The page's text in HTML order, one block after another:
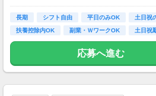
長期 シフト自由 平日のみOK 土日祝
扶養控除内OK
副業・ＷワークOK
土日祝
シフト1～2週間毎提出
応募へ進む